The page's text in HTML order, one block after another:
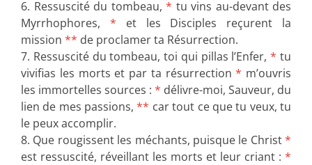
6. Ressuscité du tombeau, * tu vins au-devant des
Myrrhophores, * et les Disciples reçurent la
mission ** de proclamer ta Résurrection.
7. Ressuscité du tombeau, toi qui pillas l’Enfer,* tu
vivifias les morts et par ta résurrection* m’ouvris
les immortelles sources : * délivre-moi, Sauveur, du
lien de mes passions,** car tout ce que tu veux, tu
le peux accomplir.
8. Que rougissent les méchants, puisque le Christ*
est ressuscité, réveillant les morts et leur criant : *